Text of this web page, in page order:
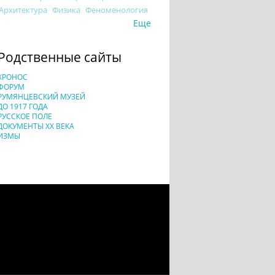
Физика Феноменология
Еще
сайты
МУЗЕЙ
1917 ГОДА
ПОЛЕ
XX ВЕКА